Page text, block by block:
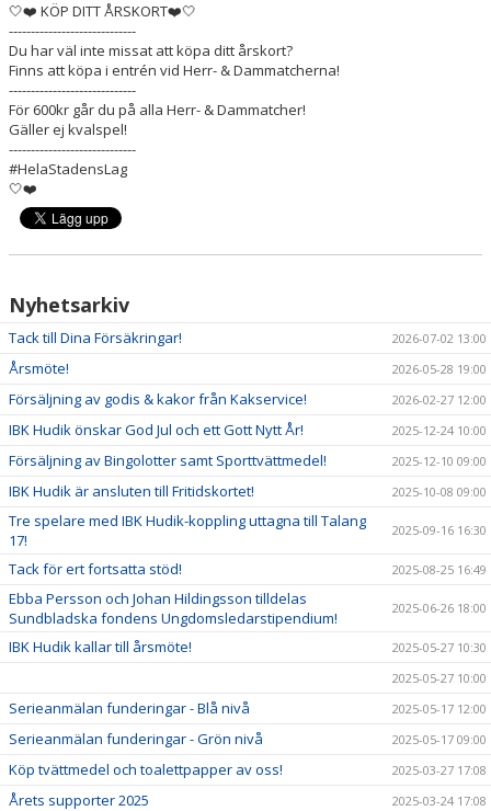
SPONSORER
LIVESÄNDNINGAR / HIGHLIGHTS
🤍❤️ KÖP DITT ÅRSKORT❤️🤍
-----------------------------
Du har väl inte missat att köpa ditt årskort?
Finns att köpa i entrén vid Herr- & Dammatcherna!
-----------------------------
För 600kr går du på alla Herr- & Dammatcher!
Gäller ej kvalspel!
-----------------------------
#HelaStadensLag
🤍❤️
Nyhetsarkiv
Tack till Dina Försäkringar! 2026-07-02 13:00
Årsmöte! 2026-05-28 19:00
Försäljning av godis & kakor från Kakservice! 2026-02-27 12:00
IBK Hudik önskar God Jul och ett Gott Nytt År! 2025-12-24 10:00
Försäljning av Bingolotter samt Sporttvättmedel! 2025-12-10 09:00
IBK Hudik är ansluten till Fritidskortet! 2025-10-08 09:00
Tre spelare med IBK Hudik-koppling uttagna till Talang
17!
2025-09-16 16:30
Tack för ert fortsatta stöd! 2025-08-25 16:49
Ebba Persson och Johan Hildingsson tilldelas
Sundbladska fondens Ungdomsledarstipendium!
2025-06-26 18:00
IBK Hudik kallar till årsmöte!
2025-05-27 10:30
2025-05-27 10:00
Serieanmälan funderingar - Blå nivå 2025-05-17 12:00
Serieanmälan funderingar - Grön nivå 2025-05-17 09:00
Köp tvättmedel och toalettpapper av oss! 2025-03-27 17:08
Årets supporter 2025 2025-03-24 17:08